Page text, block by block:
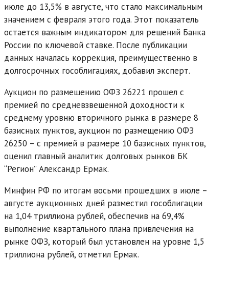
июле до 13,5% в августе, что стало максимальным
значением с февраля этого года. Этот показатель
остается важным индикатором для решений Банка
России по ключевой ставке. После публикации
данных началась коррекция, преимущественно в
долгосрочных гособлигациях, добавил эксперт.
Аукцион по размещению ОФЗ 26221 прошел с
премией по средневзвешенной доходности к
среднему уровню вторичного рынка в размере 8
базисных пунктов, аукцион по размещению ОФЗ
26250 – с премией в размере 10 базисных пунктов,
оценил главный аналитик долговых рынков БК
“Регион” Александр Ермак.
Минфин РФ по итогам восьми прошедших в июле –
августе аукционных дней разместил гособлигации
на 1,04 триллиона рублей, обеспечив на 69,4%
выполнение квартального плана привлечения на
рынке ОФЗ, который был установлен на уровне 1,5
триллиона рублей, отметил Ермак.